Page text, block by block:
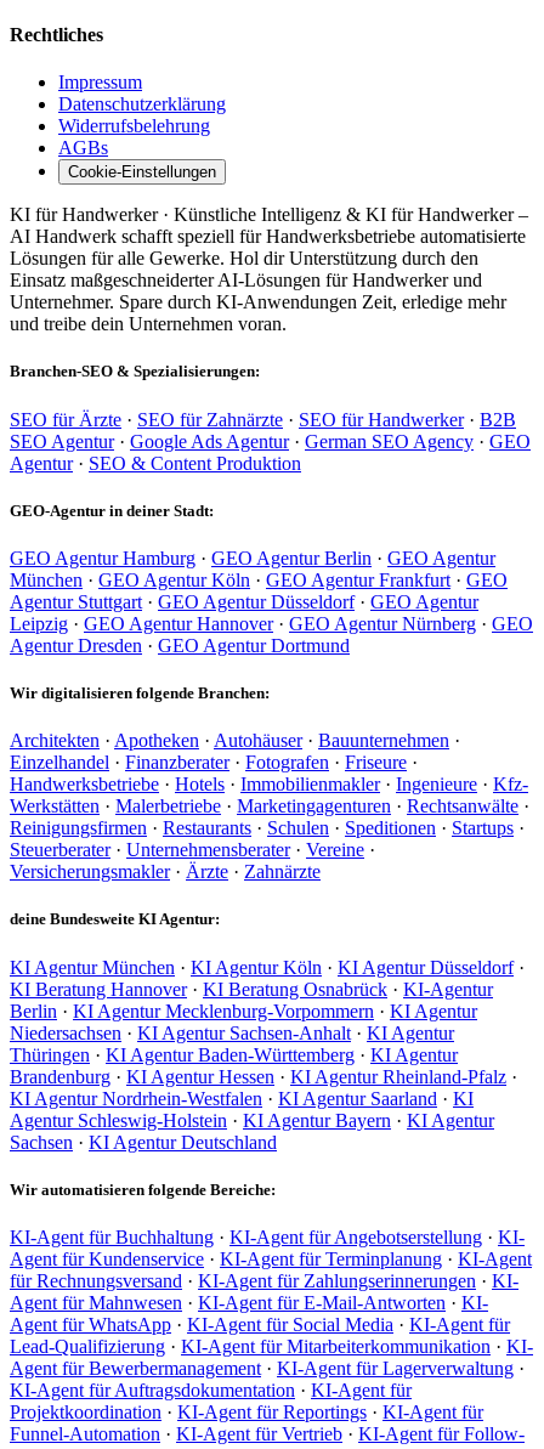
Rechtliches
Impressum
Datenschutzerklärung
Widerrufsbelehrung
AGBs
Cookie-Einstellungen
KI für Handwerker · Künstliche Intelligenz & KI für Handwerker –
AI Handwerk schafft speziell für Handwerksbetriebe automatisierte
Lösungen für alle Gewerke. Hol dir Unterstützung durch den
Einsatz maßgeschneiderter AI-Lösungen für Handwerker und
Unternehmer. Spare durch KI-Anwendungen Zeit, erledige mehr
und treibe dein Unternehmen voran.
Branchen-SEO & Spezialisierungen:
SEO für Ärzte · SEO für Zahnärzte · SEO für Handwerker· B2B
SEO Agentur· Google Ads Agentur· German SEO Agency · GEO
Agentur· SEO & Content Produktion
GEO-Agentur in deiner Stadt:
GEO Agentur Hamburg · GEO Agentur Berlin · GEO Agentur
München · GEO Agentur Köln · GEO Agentur Frankfurt · GEO
Agentur Stuttgart · GEO Agentur Düsseldorf· GEO Agentur
Leipzig · GEO Agentur Hannover· GEO Agentur Nürnberg · GEO
Agentur Dresden · GEO Agentur Dortmund
Wir digitalisieren folgende Branchen:
Architekten · Apotheken · Autohäuser· Bauunternehmen ·
Einzelhandel · Finanzberater· Fotografen · Friseure ·
Handwerksbetriebe · Hotels · Immobilienmakler· Ingenieure · Kfz-
Werkstätten · Malerbetriebe · Marketingagenturen · Rechtsanwälte ·
Reinigungsfirmen · Restaurants · Schulen · Speditionen · Startups ·
Steuerberater· Unternehmensberater· Vereine ·
Versicherungsmakler· Ärzte · Zahnärzte
deine Bundesweite KI Agentur:
KI Agentur München · KI Agentur Köln · KI Agentur Düsseldorf·
KI Beratung Hannover· KI Beratung Osnabrück · KI-Agentur
Berlin · KI Agentur Mecklenburg-Vorpommern · KI Agentur
Niedersachsen · KI Agentur Sachsen-Anhalt · KI Agentur
Thüringen · KI Agentur Baden-Württemberg · KI Agentur
Brandenburg · KI Agentur Hessen · KI Agentur Rheinland-Pfalz ·
KI Agentur Nordrhein-Westfalen · KI Agentur Saarland · KI
Agentur Schleswig-Holstein · KI Agentur Bayern · KI Agentur
Sachsen · KI Agentur Deutschland
Wir automatisieren folgende Bereiche:
KI-Agent für Buchhaltung · KI-Agent für Angebotserstellung · KI-
Agent für Kundenservice · KI-Agent für Terminplanung · KI-Agent
für Rechnungsversand · KI-Agent für Zahlungserinnerungen · KI-
Agent für Mahnwesen · KI-Agent für E-Mail-Antworten · KI-
Agent für WhatsApp · KI-Agent für Social Media · KI-Agent für
Lead-Qualifizierung · KI-Agent für Mitarbeiterkommunikation · KI-
Agent für Bewerbermanagement · KI-Agent für Lagerverwaltung ·
KI-Agent für Auftragsdokumentation · KI-Agent für
Projektkoordination · KI-Agent für Reportings · KI-Agent für
Funnel-Automation · KI-Agent für Vertrieb · KI-Agent für Follow-